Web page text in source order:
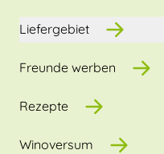
Liefergebiet
Freunde werben
Rezepte
Winoversum